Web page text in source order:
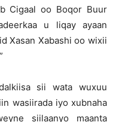
Cigaal oo Boqor Buur
u liqay ayaan
Xasan Xabashi oo wixii
sii wata wuxuu
wasiirada iyo xubnaha
siilaanyo maanta